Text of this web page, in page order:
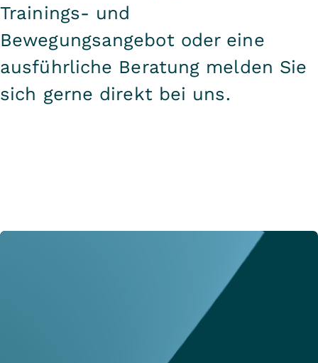
Trainings- und
Bewegungsangebot oder eine
ausführliche Beratung melden Sie
sich gerne direkt bei uns.